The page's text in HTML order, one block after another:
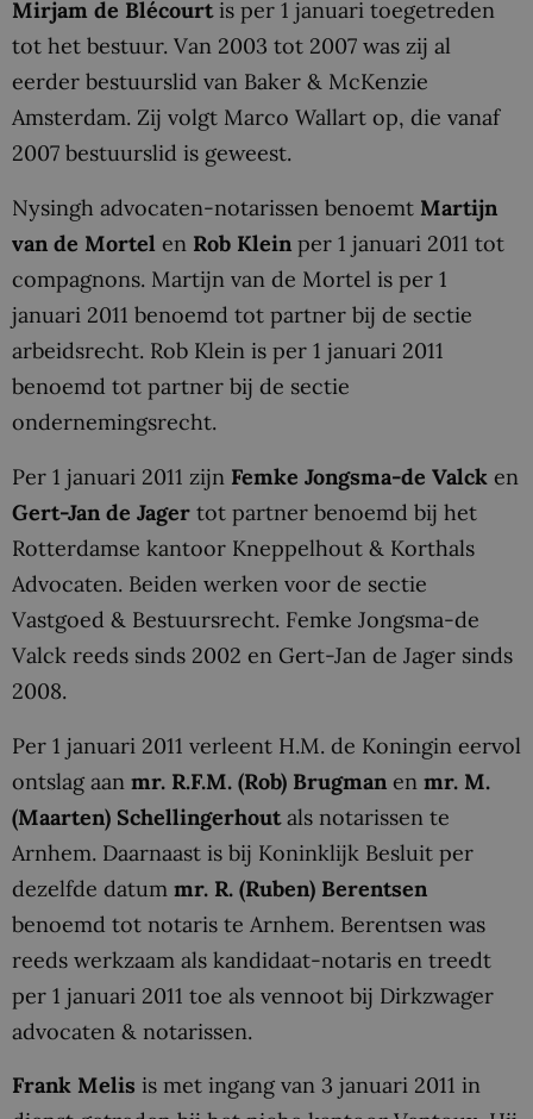
Mirjam de Blécourtis per 1 januari toegetreden
tot het bestuur. Van 2003 tot 2007 was zij al
eerder bestuurslid van Baker & McKenzie
Amsterdam. Zij volgt Marco Wallart op, die vanaf
2007 bestuurslid is geweest.
Nysingh advocaten-notarissen benoemt Martijn
van de Mortel en Rob Klein per 1 januari 2011 tot
compagnons. Martijn van de Mortel is per 1
januari 2011 benoemd tot partner bij de sectie
arbeidsrecht. Rob Klein is per 1 januari 2011
benoemd tot partner bij de sectie
ondernemingsrecht.
Per 1 januari 2011 zijn Femke Jongsma-de Valck en
Gert-Jan de Jager tot partner benoemd bij het
Rotterdamse kantoor Kneppelhout & Korthals
Advocaten. Beiden werken voor de sectie
Vastgoed & Bestuursrecht. Femke Jongsma-de
Valck reeds sinds 2002 en Gert-Jan de Jager sinds
2008.
Per 1 januari 2011 verleent H.M. de Koningin eervol
ontslag aan mr. R.F.M. (Rob) Brugman en mr. M.
(Maarten) Schellingerhoutals notarissen te
Arnhem. Daarnaast is bij Koninklijk Besluit per
dezelfde datum mr. R. (Ruben) Berentsen
benoemd tot notaris te Arnhem. Berentsen was
reeds werkzaam als kandidaat-notaris en treedt
per 1 januari 2011 toe als vennoot bij Dirkzwager
advocaten & notarissen.
Frank Melis is met ingang van 3 januari 2011 in